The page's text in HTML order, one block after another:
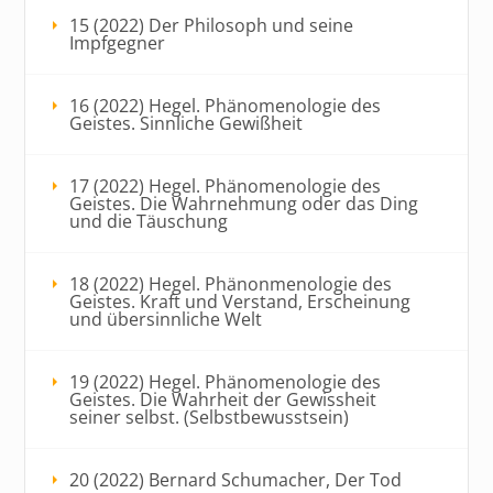
15 (2022) Der Philosoph und seine
Impfgegner
16 (2022) Hegel. Phänomenologie des
Geistes. Sinnliche Gewißheit
17 (2022) Hegel. Phänomenologie des
Geistes. Die Wahrnehmung oder das Ding
und die Täuschung
18 (2022) Hegel. Phänonmenologie des
Geistes. Kraft und Verstand, Erscheinung
und übersinnliche Welt
19 (2022) Hegel. Phänomenologie des
Geistes. Die Wahrheit der Gewissheit
seiner selbst. (Selbstbewusstsein)
20 (2022) Bernard Schumacher, Der Tod